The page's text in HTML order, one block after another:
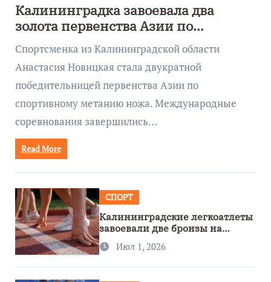
Калининградка завоевала два
золота первенства Азии по
метанию ножа
Спортсменка из Калининградской области
Анастасия Новицкая стала двукратной
победительницей первенства Азии по
спортивному метанию ножа. Международные
соревнования завершились…
Read More
СПОРТ
Калининградские легкоатлеты
завоевали две бронзы на
первенстве России
Июл 1, 2026